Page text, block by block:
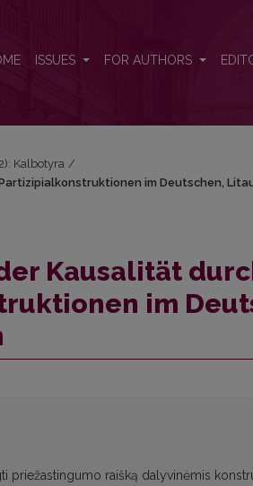
ISSUES FOR AUTHORS
Kalbotyra /
im Deutschen,
Kausalität
im
priežastingumo raišką dalyvinėmis